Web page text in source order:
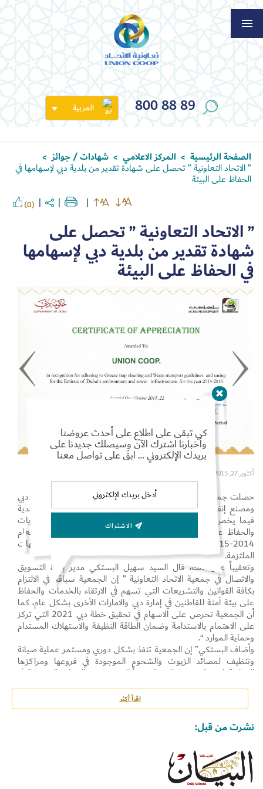
800 88 89 العربية
الصفحة الرئيسية > المركز الاعلامي > شهادات / جوائز >
” الاتحاد التعاونية ” تحصل على شهادة تقدير من بلدية دبي لإسهامها في
الحفاظ على البيئة
(0)
” الاتحاد التعاونية ” تحصل على
شهادة تقدير من بلدية دبي لإسهامها
في الحفاظ على البيئة
أكتوبر 27, 2015
حصلت جمعية الاتحاد التعاونية على شهادة شكر وتقدير من بلدية دبي
ومصنع إنفيرول التابع لمجموعة السركال، لالتزامها بتعليمات البلدية
فيما يخص صيانة وتنظيف مصائد الزيوت والشحوم ونقل النفايات
والحفاظ على البيئة والبنية التحتية للصرف الصحي بإمارة دبي لعام
2014-2015، خلال حفل اقامته البلدية في مبناها لتكريم الجهات
الملتزمة.
وتعقيباً على ذلك، قال السيد سهيل البستكي مدير إدارة التسويق
والاتصال في جمعية الاتحاد التعاونية ” إن الجمعية سباقة في الالتزام
بكافة القوانين والتشريعات التي تسهم في الارتقاء بالخدمات والحفاظ
على بيئة آمنة للقاطنين في إمارة دبي والامارات الأخرى بشكل عام، كما
أن الجمعية تحرص على الاسهام في تحقيق خطة دبي 2021 التي تركز
على الاهتمام بالاستدامة وضمان الطاقة النظيفة والاستهلاك المستدام
وحماية الموارد “.
وأضاف البستكي” إن الجمعية تنفذ بشكل دوري ومستمر عملية صيانة
وتنظيف لمصائد الزيوت والشحوم الموجودة في فروعها ومراكزها
التجارية، لوعيها بضرورة الاسهام جنباً إلى جنب مع الجهات المختصة في
تحقيق بيئة صحية مستدامة في إمارة دبي والتي تنعكس بشكل مباشر
على بيئة الدولة بشكل عام، مؤكداً أن الجمعية تتبع أفضل الممارسات
العالمية، فيما يتعلق بإجراءات الصحة والسلامة العامة في جميع
منشآتها “.
ومن جهتها أشادت والهام بورتانجستاني مدير مصنع إنفيرول التابع
الصرف الصحي ومصافي الزيوت والشحوم في فروعها ومراكزها، مشيرة
إلى أنه بناءً على ذلك تم منح الجمعية هذه الشهادة لجهودها في الاسهام
بدفع عجلة الحفاظ على البيئة والبنية التحتية في إمارة دبي”.
اقرأ أكثر
نشرت من قبل:
كي تبقى على اطلاع على أحدث عروضنا
وأخبارنا اشترك الآن وسيصلك جديدنا على
بريدك الإلكتروني … ابقَ على تواصل معنا